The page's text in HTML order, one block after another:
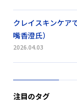
クレイスキンケア
嘴香澄氏）
2026.04.03
注目のタグ